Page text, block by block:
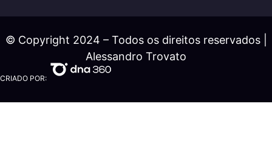
© Copyright 2024 – Todos os direitos reservados |
Alessandro Trovato
CRIADO POR: